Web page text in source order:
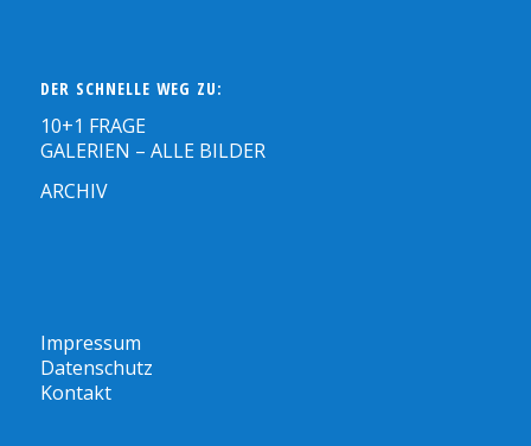
DER SCHNELLE WEG ZU:
10+1 FRAGE
GALERIEN – ALLE BILDER
ARCHIV
Impressum
Datenschutz
Kontakt